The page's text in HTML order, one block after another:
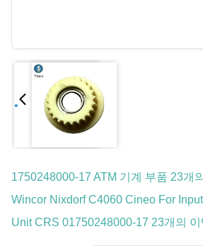
1750248000-17 ATM 기계 부품 23개
Wincor Nixdorf C4060 Cineo For
Unit CRS 01750248000-17 23개의